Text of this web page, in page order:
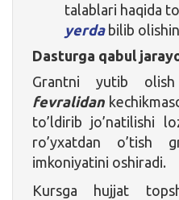
talablari haqida
yerdabilib
Dasturga qabul
Grantni yutib
fevralidan
to’ldirib jo’natilishi
ro’yxatdan o’tish
imkoniyatini oshiradi.
Kursga hujjat